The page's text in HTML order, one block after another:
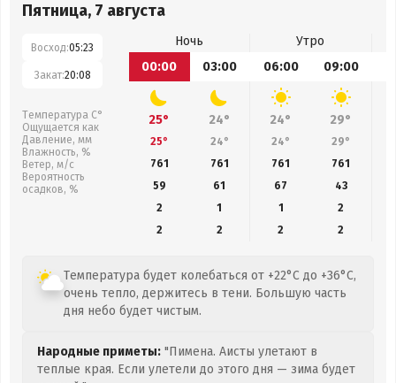
Пятница, 7 августа
Восход:05:23
Закат:20:08
Температура С°
Ощущается как
Давление, мм
Влажность, %
Ветер, м/с
Вероятность
осадков, %
Ночь
Утро
00:00
03:00 06:00 09:00
25° 24° 24° 29°
25° 24° 24° 29°
761
761 761 761
59
61 67 43
2
1 1
2
2
2 2 2
Температура будет колебаться от +22°C до +36°C,
очень тепло, держитесь в тени. Большую часть
дня небо будет чистым.
Народные приметы: "Пимена. Аисты улетают в
теплые края. Если улетели до этого дня — зима будет